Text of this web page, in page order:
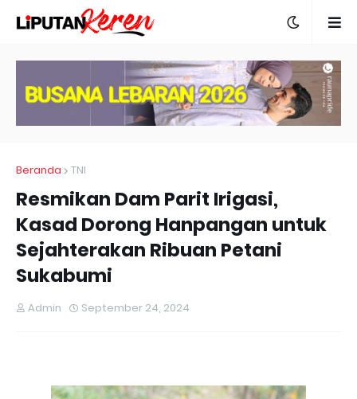
Beranda TNI
Resmikan Dam Parit Irigasi,
Kasad Dorong Hanpangan untuk
Sejahterakan Ribuan Petani
Sukabumi
Admin September 24, 2024